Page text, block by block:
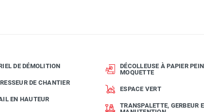
IP 55
20 minutes
DE DÉMOLITION
DE CHANTIER
EN HAUTEUR
DÉCOLLEUSE À PAPIER
MOQUETTE
ESPACE VERT
TRANSPALETTE, GERBEUR